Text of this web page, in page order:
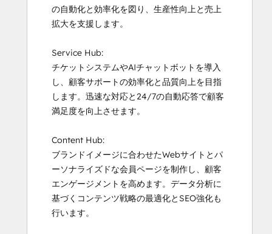
の自動化と効率化を図り、生産性向上と売上
拡大を支援します。
Service Hub:
チケットシステムやAIチャットボットを導入
し、顧客サポートの効率化と品質向上を目指
します。迅速な対応と24/7の自動応答で顧客
満足度を向上させます。
Content Hub:
ブランドイメージに合わせたWebサイトとパ
ーソナライズドな会員ページを制作し、顧客
エンゲージメントを高めます。データ分析に
基づくコンテンツ戦略の最適化とSEO強化も
行います。